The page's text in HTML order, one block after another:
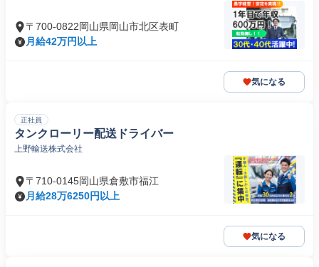
〒700-0822岡山県岡山市北区表町
月給42万円以上
気になる
正社員
タンクローリー配送ドライバー
上野輸送株式会社
〒710-0145岡山県倉敷市福江
月給28万6250円以上
気になる